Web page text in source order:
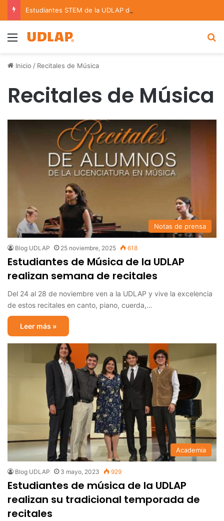
Menu
Inicio / Recitales de Música
Recitales de Música
Notas de prensa
Blog UDLAP 25 noviembre, 2025 618
Estudiantes de Música de la UDLAP
realizan semana de recitales
Del 24 al 28 de noviembre ven a la UDLAP y vive la excelencia
de estos recitales en canto, piano, cuerda,…
Leer más »
Academia
Blog UDLAP 3 mayo, 2023 929
Estudiantes de música de la UDLAP
realizan su tradicional temporada de
recitales